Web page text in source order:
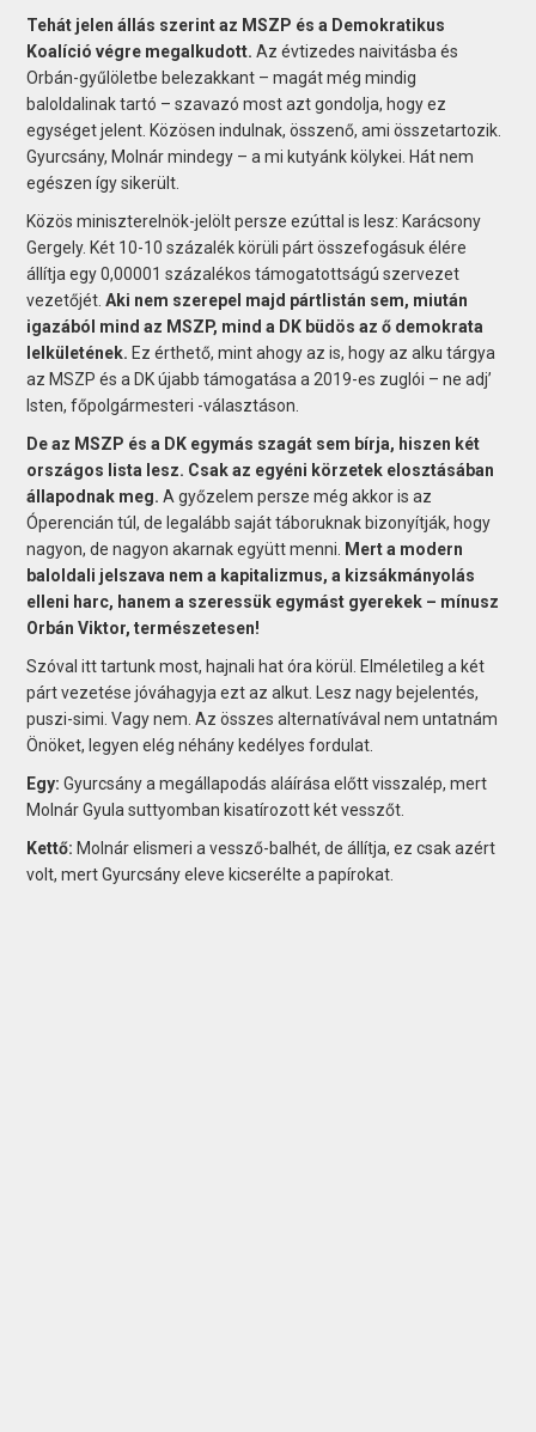
Tehát jelen állás szerint az MSZP és a Demokratikus
Koalíció végre megalkudott.Az évtizedes naivitásba és
Orbán-gyűlöletbe belezakkant – magát még mindig
baloldalinak tartó – szavazó most azt gondolja, hogy ez
egységet jelent. Közösen indulnak, összenő, ami összetartozik.
Gyurcsány, Molnár mindegy – a mi kutyánk kölykei. Hát nem
egészen így sikerült.
Közös miniszterelnök-jelölt persze ezúttal is lesz: Karácsony
Gergely. Két 10-10 százalék körüli párt összefogásuk élére
állítja egy 0,00001 százalékos támogatottságú szervezet
vezetőjét.Aki nem szerepel majd pártlistán sem, miután
igazából mind az MSZP, mind a DK büdös az ő demokrata
lelkületének. Ez érthető, mint ahogy az is, hogy az alku tárgya
az MSZP és a DK újabb támogatása a 2019-es zuglói – ne adj’
Isten, főpolgármesteri -választáson.
De az MSZP és a DK egymás szagát sem bírja, hiszen két
országos lista lesz. Csak az egyéni körzetek elosztásában
állapodnak meg.A győzelem persze még akkor is az
Óperencián túl, de legalább saját táboruknak bizonyítják, hogy
nagyon, de nagyon akarnak együtt menni.
Mert a modern
baloldali jelszava nem a kapitalizmus, a kizsákmányolás
elleni harc, hanem a szeressük egymást gyerekek – mínusz
Orbán Viktor, természetesen!
Szóval itt tartunk most, hajnali hat óra körül. Elméletileg a két
párt vezetése jóváhagyja ezt az alkut. Lesz nagy bejelentés,
puszi-simi. Vagy nem. Az összes alternatívával nem untatnám
Önöket, legyen elég néhány kedélyes fordulat.
Egy: Gyurcsány a megállapodás aláírása előtt visszalép, mert
Molnár Gyula suttyomban kisatírozott két vesszőt.
Kettő: Molnár elismeri a vessző-balhét, de állítja, ez csak azért
volt, mert Gyurcsány eleve kicserélte a papírokat.